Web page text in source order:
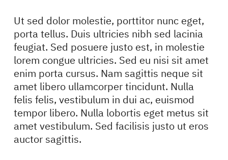
Ut sed dolor molestie, porttitor nunc eget,
porta tellus. Duis ultricies nibh sed lacinia
feugiat. Sed posuere justo est, in molestie
lorem congue ultricies. Sed eu nisi sit amet
enim porta cursus. Nam sagittis neque sit
amet libero ullamcorper tincidunt. Nulla
felis felis, vestibulum in dui ac, euismod
tempor libero. Nulla lobortis eget metus sit
amet vestibulum. Sed facilisis justo ut eros
auctor sagittis.